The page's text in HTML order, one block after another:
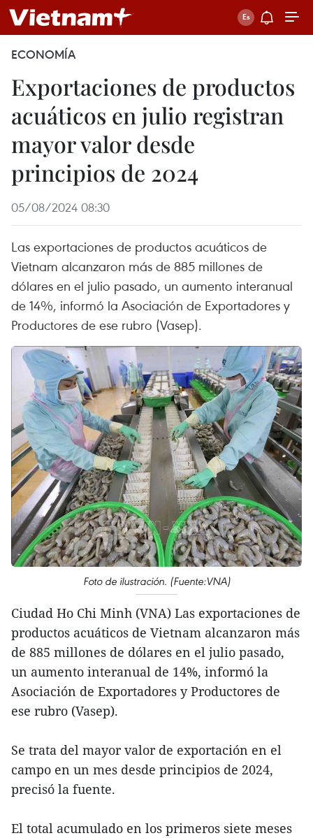
ECONOMÍA
Exportaciones de productos
acuáticos en julio registran
mayor valor desde
principios de 2024
05/08/2024 08:30
Las exportaciones de productos acuáticos de
Vietnam alcanzaron más de 885 millones de
dólares en el julio pasado, un aumento interanual
de 14%, informó la Asociación de Exportadores y
Productores de ese rubro (Vasep).
Foto de ilustración. (Fuente:VNA)
Ciudad Ho Chi Minh (VNA) Las exportaciones de
productos acuáticos de Vietnam alcanzaron más
de 885 millones de dólares en el julio pasado,
un aumento interanual de 14%, informó la
Asociación de Exportadores y Productores de
ese rubro (Vasep).
Se trata del mayor valor de exportación en el
campo en un mes desde principios de 2024,
precisó la fuente.
El total acumulado en los primeros siete meses